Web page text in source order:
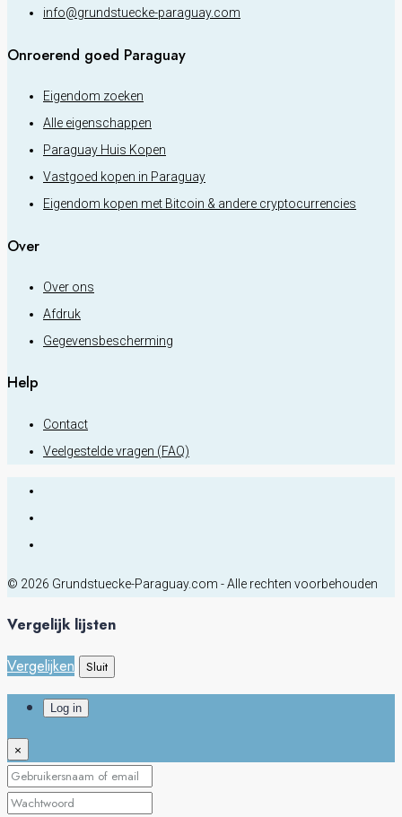
info@grundstuecke-paraguay.com
Onroerend goed Paraguay
Eigendom zoeken
Alle eigenschappen
Paraguay Huis Kopen
Vastgoed kopen in Paraguay
Eigendom kopen met Bitcoin & andere cryptocurrencies
Over
Over ons
Afdruk
Gegevensbescherming
Help
Contact
Veelgestelde vragen (FAQ)
© 2026 Grundstuecke-Paraguay.com - Alle rechten voorbehouden
Vergelijk lijsten
Vergelijken
Sluit
Log in
×